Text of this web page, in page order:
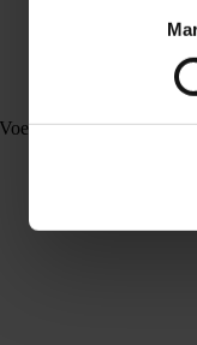
Voer een zoekterm in: